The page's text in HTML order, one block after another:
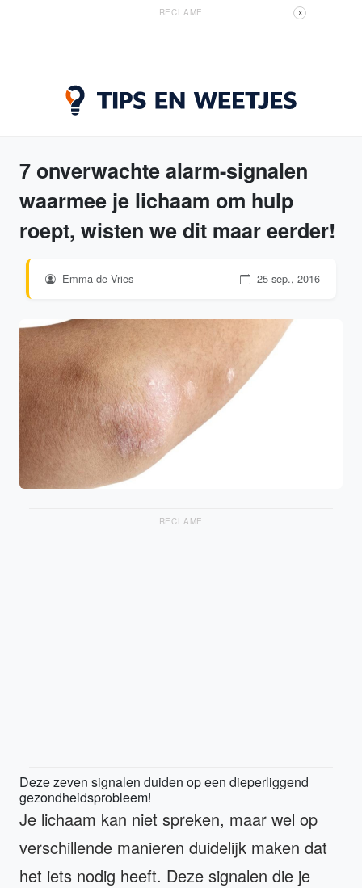
RECLAME X
7 onverwachte alarm-signalen
waarmee je lichaam om hulp
roept, wisten we dit maar eerder!
Emma de Vries 25 sep., 2016
RECLAME
Deze zeven signalen duiden op een dieperliggend
gezondheidsprobleem!
Je lichaam kan niet spreken, maar wel op
verschillende manieren duidelijk maken dat
het iets nodig heeft. Deze signalen die je